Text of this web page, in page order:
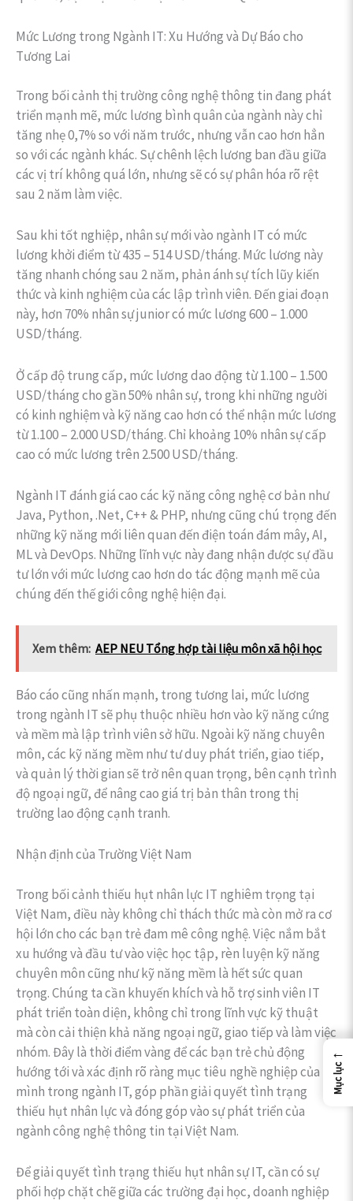
Mức Lương trong Ngành IT: Xu Hướng và Dự Báo cho
Tương Lai
Trong bối cảnh thị trường công nghệ thông tin đang phát
triển mạnh mẽ, mức lương bình quân của ngành này chỉ
tăng nhẹ 0,7% so với năm trước, nhưng vẫn cao hơn hẳn
so với các ngành khác. Sự chênh lệch lương ban đầu giữa
các vị trí không quá lớn, nhưng sẽ có sự phân hóa rõ rệt
sau 2 năm làm việc.
Sau khi tốt nghiệp, nhân sự mới vào ngành IT có mức
lương khởi điểm từ 435 – 514 USD/tháng. Mức lương này
tăng nhanh chóng sau 2 năm, phản ánh sự tích lũy kiến
thức và kinh nghiệm của các lập trình viên. Đến giai đoạn
này, hơn 70% nhân sự junior có mức lương 600 – 1.000
USD/tháng.
Ở cấp độ trung cấp, mức lương dao động từ 1.100 – 1.500
USD/tháng cho gần 50% nhân sự, trong khi những người
có kinh nghiệm và kỹ năng cao hơn có thể nhận mức lương
từ 1.100 – 2.000 USD/tháng. Chỉ khoảng 10% nhân sự cấp
cao có mức lương trên 2.500 USD/tháng.
Ngành IT đánh giá cao các kỹ năng công nghệ cơ bản như
Java, Python, .Net, C++ & PHP, nhưng cũng chú trọng đến
những kỹ năng mới liên quan đến điện toán đám mây, AI,
ML và DevOps. Những lĩnh vực này đang nhận được sự đầu
tư lớn với mức lương cao hơn do tác động mạnh mẽ của
chúng đến thế giới công nghệ hiện đại.
Xem thêm: AEP NEU Tổng hợp tài liệu môn xã hội học
Báo cáo cũng nhấn mạnh, trong tương lai, mức lương
trong ngành IT sẽ phụ thuộc nhiều hơn vào kỹ năng cứng
và mềm mà lập trình viên sở hữu. Ngoài kỹ năng chuyên
môn, các kỹ năng mềm như tư duy phát triển, giao tiếp,
và quản lý thời gian sẽ trở nên quan trọng, bên cạnh trình
độ ngoại ngữ, để nâng cao giá trị bản thân trong thị
trường lao động cạnh tranh.
Nhận định của Trường Việt Nam
Trong bối cảnh thiếu hụt nhân lực IT nghiêm trọng tại
Việt Nam, điều này không chỉ thách thức mà còn mở ra cơ
hội lớn cho các bạn trẻ đam mê công nghệ. Việc nắm bắt
xu hướng và đầu tư vào việc học tập, rèn luyện kỹ năng
chuyên môn cũng như kỹ năng mềm là hết sức quan
trọng. Chúng ta cần khuyến khích và hỗ trợ sinh viên IT
phát triển toàn diện, không chỉ trong lĩnh vực kỹ thuật
mà còn cải thiện khả năng ngoại ngữ, giao tiếp và làm việc
nhóm. Đây là thời điểm vàng để các bạn trẻ chủ động
hướng tới và xác định rõ ràng mục tiêu nghề nghiệp của
mình trong ngành IT, góp phần giải quyết tình trạng
thiếu hụt nhân lực và đóng góp vào sự phát triển của
ngành công nghệ thông tin tại Việt Nam.
Để giải quyết tình trạng thiếu hụt nhân sự IT, cần có sự
phối hợp chặt chẽ giữa các trường đại học, doanh nghiệp
←
Mục lục